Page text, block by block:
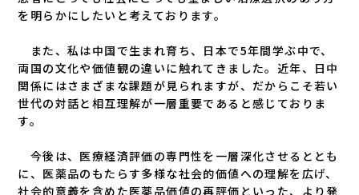
を明らかにしたいと考えております。
また、私は中国で生まれ育ち、日本で5年間学ぶ中で、
両国の文化や価値観の違いに触れてきました。近年、日中
関係にはさまざまな課題が見られますが、だからこそ若い
世代の対話と相互理解が一層重要であると感じておりま
す。
今後は、医療経済評価の専門性を一層深化させるととも
に、医薬品のもたらす多様な社会的価値への理解を広げ、
社会的意義を含めた医薬品価値の再評価といった、より発